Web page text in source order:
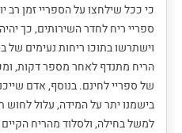
כי ככל שילחצו על הספריי זמן רב
ספריי ריח לחדר השירותים, כך
וישתרשו בתוכו ריחות נעימים של
הריח מתנדף לאחר מספר דקות,
של ספריי לחינם. בנוסף, אדם
בישמנו יתר על המידה, עלול לחוש
למשל בחילה, ולסלוד מהריח